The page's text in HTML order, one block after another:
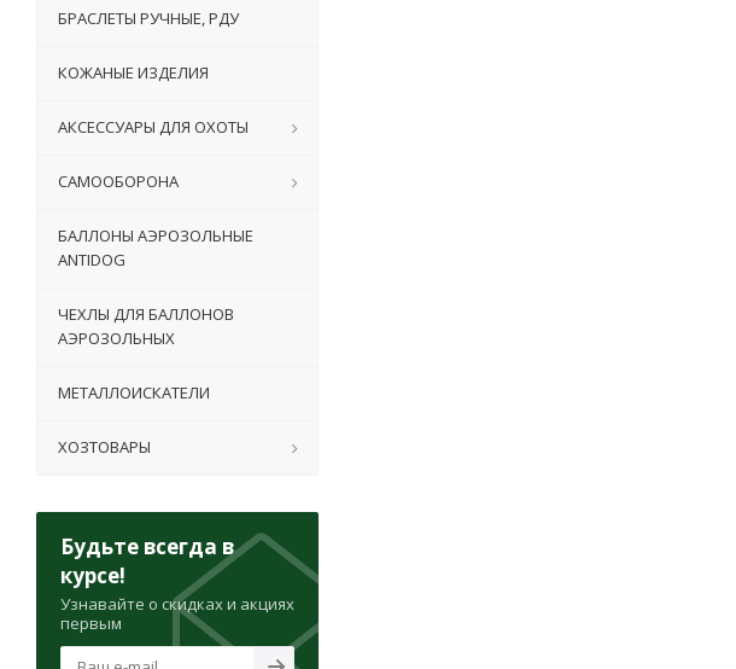
БРАСЛЕТЫ РУЧНЫЕ, РДУ
КОЖАНЫЕ ИЗДЕЛИЯ
АКСЕССУАРЫ ДЛЯ ОХОТЫ
САМООБОРОНА
БАЛЛОНЫ АЭРОЗОЛЬНЫЕ
ANTIDOG
ЧЕХЛЫ ДЛЯ БАЛЛОНОВ
АЭРОЗОЛЬНЫХ
МЕТАЛЛОИСКАТЕЛИ
ХОЗТОВАРЫ
Будьте всегда в
курсе!
Узнавайте о скидках и акциях
первым